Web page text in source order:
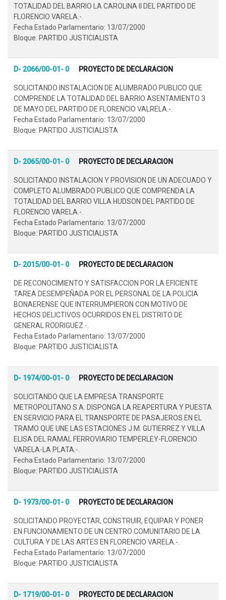
TOTALIDAD DEL BARRIO LA CAROLINA II DEL PARTIDO DE
FLORENCIO VARELA.-.
Fecha Estado Parlamentario: 13/07/2000
Bloque: PARTIDO JUSTICIALISTA
D- 2066/00-01- 0 PROYECTO DE DECLARACION
SOLICITANDO INSTALACION DE ALUMBRADO PUBLICO QUE
COMPRENDE LA TOTALIDAD DEL BARRIO ASENTAMIENTO 3
DE MAYO DEL PARTIDO DE FLORENCIO VALRELA.-.
Fecha Estado Parlamentario: 13/07/2000
Bloque: PARTIDO JUSTICIALISTA
D- 2065/00-01- 0 PROYECTO DE DECLARACION
SOLICITANDO INSTALACION Y PROVISION DE UN ADECUADO Y
COMPLETO ALUMBRADO PUBLICO QUE COMPRENDA LA
TOTALIDAD DEL BARRIO VILLA HUDSON DEL PARTIDO DE
FLORENCIO VARELA.-.
Fecha Estado Parlamentario: 13/07/2000
Bloque: PARTIDO JUSTICIALISTA
D- 2015/00-01- 0 PROYECTO DE DECLARACION
DE RECONOCIMIENTO Y SATISFACCION POR LA EFICIENTE
TAREA DESEMPEÑADA POR EL PERSONAL DE LA POLICIA
BONAERENSE QUE INTERRUMPIERON CON MOTIVO DE
HECHOS DELICTIVOS OCURRIDOS EN EL DISTRITO DE
GENERAL RODRIGUEZ.-.
Fecha Estado Parlamentario: 13/07/2000
Bloque: PARTIDO JUSTICIALISTA
D- 1974/00-01- 0 PROYECTO DE DECLARACION
SOLICITANDO QUE LA EMPRESA TRANSPORTE
METROPOLITANO S.A. DISPONGA LA REAPERTURA Y PUESTA
EN SERVICIO PARA EL TRANSPORTE DE PASAJEROS EN EL
TRAMO QUE UNE LAS ESTACIONES J.M. GUTIERREZ Y VILLA
ELISA DEL RAMAL FERROVIARIO TEMPERLEY-FLORENCIO
VARELA-LA PLATA.-.
Fecha Estado Parlamentario: 13/07/2000
Bloque: PARTIDO JUSTICIALISTA
D- 1973/00-01- 0 PROYECTO DE DECLARACION
SOLICITANDO PROYECTAR, CONSTRUIR, EQUIPAR Y PONER
EN FUNCIONAMIENTO DE UN CENTRO COMUNITARIO DE LA
CULTURA Y DE LAS ARTES EN FLORENCIO VARELA.-.
Fecha Estado Parlamentario: 13/07/2000
Bloque: PARTIDO JUSTICIALISTA
D- 1719/00-01- 0 PROYECTO DE DECLARACION